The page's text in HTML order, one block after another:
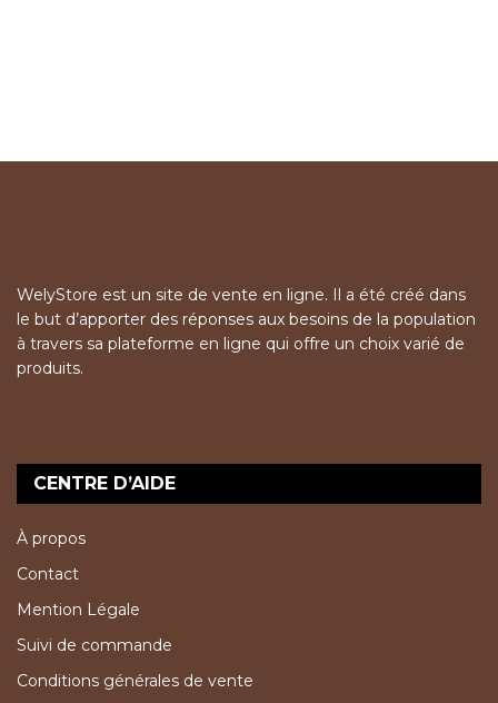
WelyStore est un site de vente en ligne. Il a été créé dans
le but d’apporter des réponses aux besoins de la population
à travers sa plateforme en ligne qui offre un choix varié de
produits.
CENTRE D’AIDE
À propos
Contact
Mention Légale
Suivi de commande
Conditions générales de vente